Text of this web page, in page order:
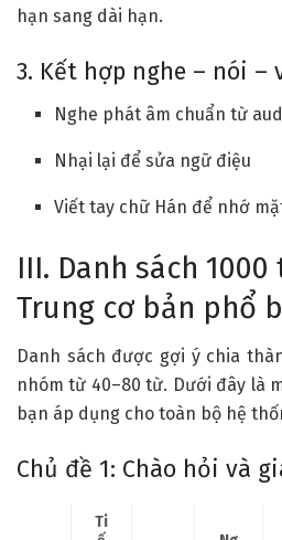
hạn sang dài hạn.
3. Kết hợp nghe – nói –
Nghe phát âm chuẩn từ
Nhại lại để sửa ngữ điệu
Viết tay chữ Hán để nhớ
III. Danh sách
Trung cơ bản phổ
Danh sách được gợi ý chia
nhóm từ 40–80 từ. Dưới đây là
bạn áp dụng cho toàn bộ hệ
Chủ đề 1: Chào hỏi và
Ti